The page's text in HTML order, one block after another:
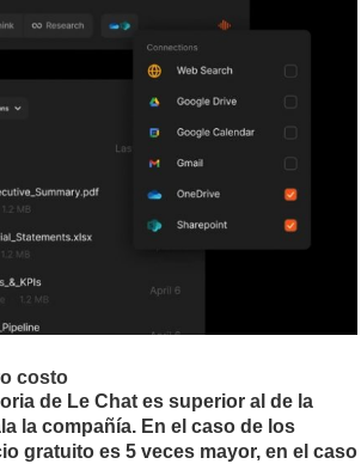
costo
de Le Chat es superior al de la
la compañía. En el caso de los
gratuito es 5 veces mayor, en el caso